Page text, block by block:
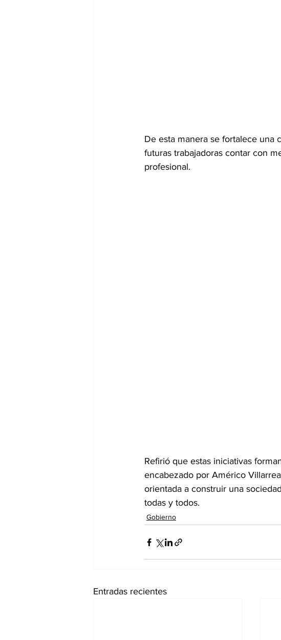
De esta manera se fortalece una
futuras trabajadoras contar con
profesional.
Refirió que estas iniciativas
encabezado por Américo
orientada a construir una
todas y todos.
Gobierno
Entradas recientes